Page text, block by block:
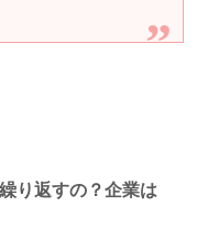
り返すの？企業は